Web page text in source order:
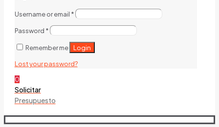
Username or email *
Password *
Remember me Login
Lost your password?
0
Solicitar
Presupuesto